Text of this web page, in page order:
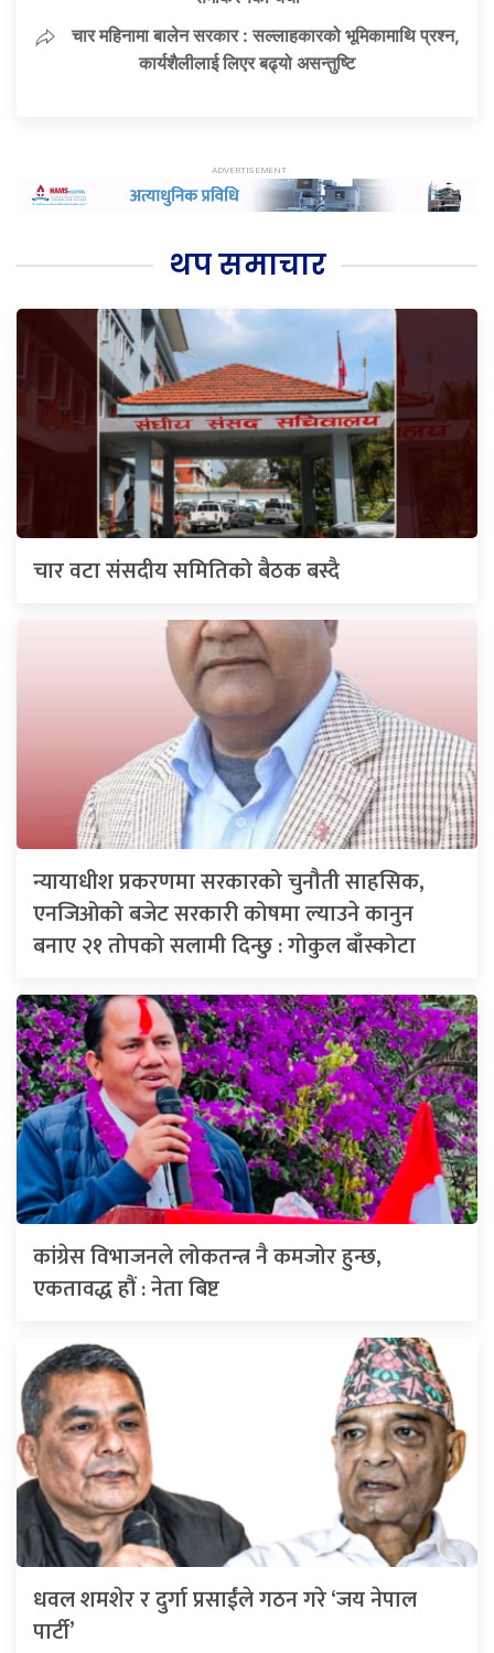
चार महिनामा बालेन सरकार : सल्लाहकारको भूमिकामाथि प्रश्न,
कार्यशैलीलाई लिएर बढ्यो असन्तुष्टि
थप समाचार
चार वटा संसदीय समितिको बैठक बस्दै
न्यायाधीश प्रकरणमा सरकारको चुनौती साहसिक,
एनजिओको बजेट सरकारी कोषमा ल्याउने कानुन
बनाए २१ तोपको सलामी दिन्छु : गोकुल बाँस्कोटा
कांग्रेस विभाजनले लोकतन्त्र नै कमजोर हुन्छ,
एकतावद्ध हौं : नेता बिष्ट
धवल शमशेर र दुर्गा प्रसाईंले गठन गरे ‘जय नेपाल
पार्टी’